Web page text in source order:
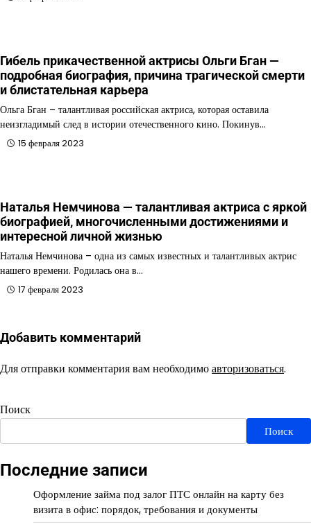
Гибель прикачественной актрисы Ольги Бган —
подробная биография, причина трагической смерти
и блистательная карьера
Ольга Бган – талантливая российская актриса, которая оставила
неизгладимый след в истории отечественного кино. Покинув…
15 февраля 2023
Наталья Немчинова — талантливая актриса с яркой
биографией, многочисленными достижениями и
интересной личной жизнью
Наталья Немчинова – одна из самых известных и талантливых актрис
нашего времени. Родилась она в…
17 февраля 2023
Добавить комментарий
Для отправки комментария вам необходимоавторизоваться.
Поиск
Поиск
Последние записи
Оформление займа под залог ПТС онлайн на карту без
визита в офис: порядок, требования и документы